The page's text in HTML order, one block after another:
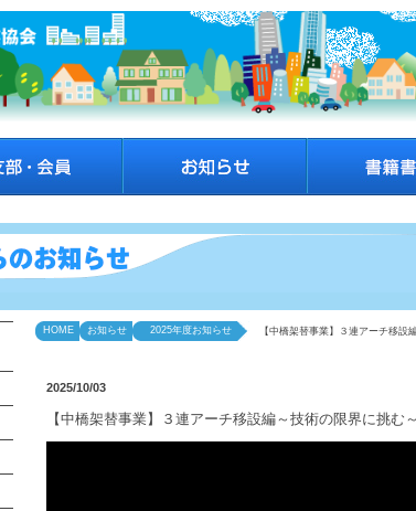
HOME お知らせ 2025年度お知らせ 【中橋架替事業】３連アーチ移設
2025/10/03
【中橋架替事業】３連アーチ移設編～技術の限界に挑む